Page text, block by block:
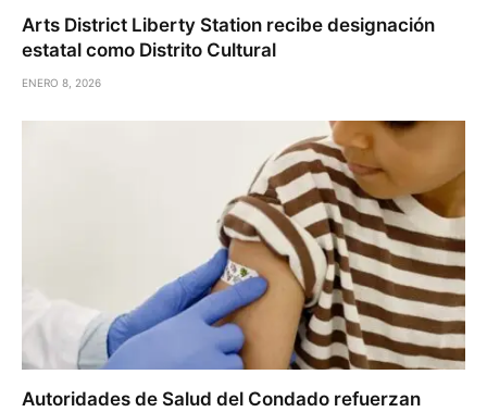
Arts District Liberty Station recibe designación
estatal como Distrito Cultural
ENERO 8, 2026
Autoridades de Salud del Condado refuerzan